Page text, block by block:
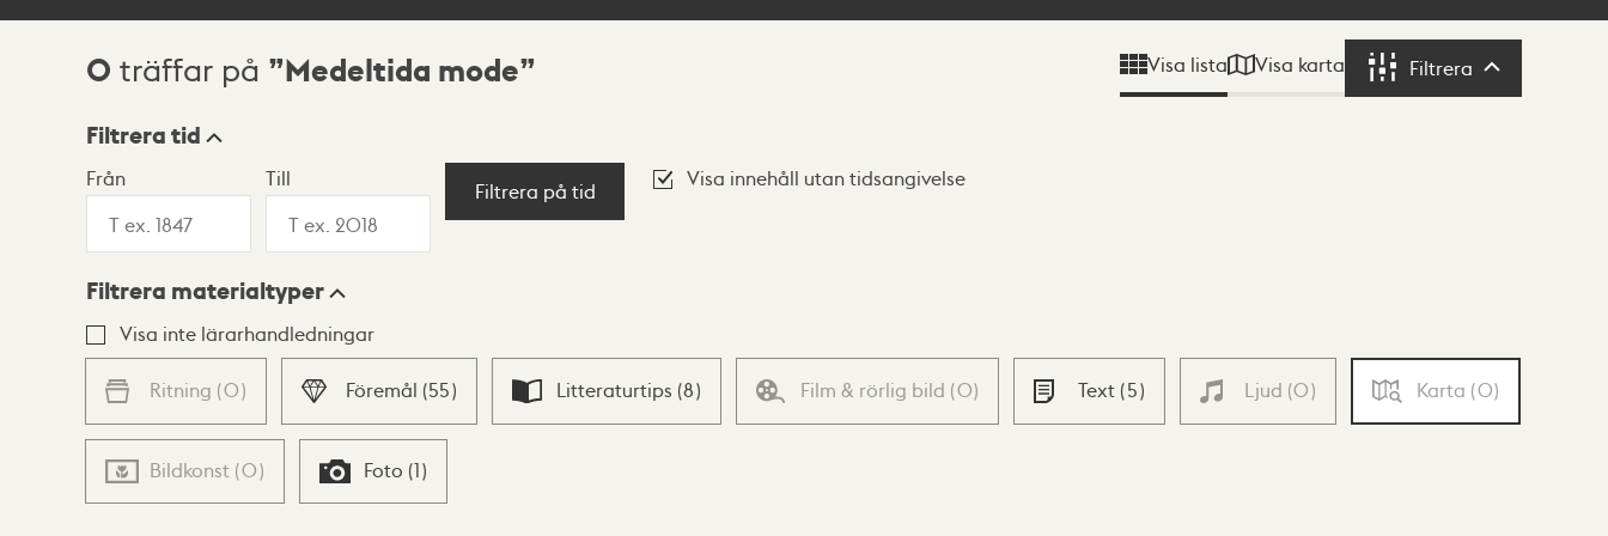
Sökresultat
0 träffar på Medeltida mode Visa lista Visa karta Filtrera Filtrera
Visningsläge
Lista Karta
Filtrera tid
Från Till
Filtrera på tid
Visa innehåll utan tidsangivelse
Filtrera materialtyper
Visa inte lärarhandledningar
Ritning (0) Föremål (55) Litteraturtips (8) Film & rörlig bild (0) Text (5) Ljud (0) Karta (0)
Bildkonst (0) Foto (1)